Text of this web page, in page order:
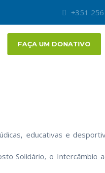
+351
FAÇA UM DONATIVO
educativas e
Solidário, o Intercâmbio